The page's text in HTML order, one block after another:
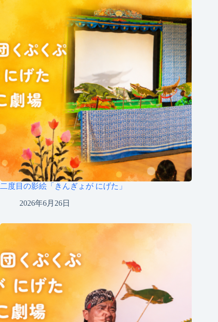
二度目の影絵「きんぎょが にげた」
2026年6月26日